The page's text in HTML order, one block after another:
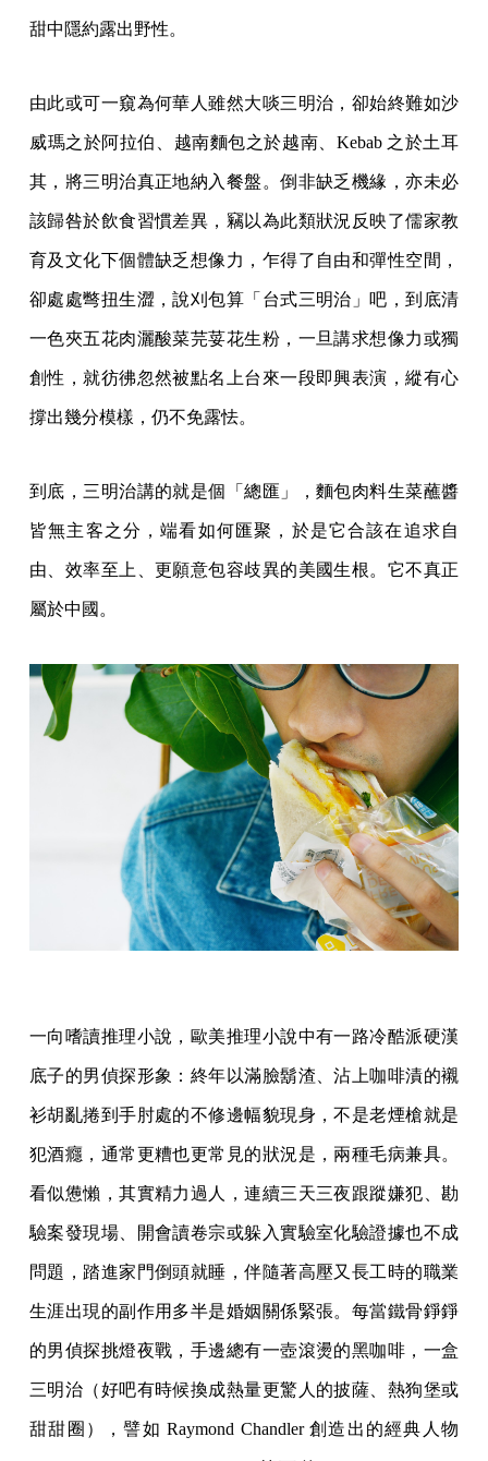
甜中隱約露出野性。
由此或可一窺為何華人雖然大啖三明治，卻始終難如沙
威瑪之於阿拉伯、越南麵包之於越南、Kebab 之於土耳
其，將三明治真正地納入餐盤。倒非缺乏機緣，亦未必
該歸咎於飲食習慣差異，竊以為此類狀況反映了儒家教
育及文化下個體缺乏想像力，乍得了自由和彈性空間，
卻處處彆扭生澀，說刈包算「台式三明治」吧，到底清
一色夾五花肉灑酸菜芫荽花生粉，一旦講求想像力或獨
創性，就彷彿忽然被點名上台來一段即興表演，縱有心
撐出幾分模樣，仍不免露怯。
到底，三明治講的就是個「總匯」，麵包肉料生菜蘸醬
皆無主客之分，端看如何匯聚，於是它合該在追求自
由、效率至上、更願意包容歧異的美國生根。它不真正
屬於中國。
一向嗜讀推理小說，歐美推理小說中有一路冷酷派硬漢
底子的男偵探形象：終年以滿臉鬍渣、沾上咖啡漬的襯
衫胡亂捲到手肘處的不修邊幅貌現身，不是老煙槍就是
犯酒癮，通常更糟也更常見的狀況是，兩種毛病兼具。
看似憊懶，其實精力過人，連續三天三夜跟蹤嫌犯、勘
驗案發現場、開會讀卷宗或躲入實驗室化驗證據也不成
問題，踏進家門倒頭就睡，伴隨著高壓又長工時的職業
生涯出現的副作用多半是婚姻關係緊張。每當鐵骨錚錚
的男偵探挑燈夜戰，手邊總有一壺滾燙的黑咖啡，一盒
三明治（好吧有時候換成熱量更驚人的披薩、熱狗堡或
甜甜圈），譬如 Raymond Chandler 創造出的經典人物